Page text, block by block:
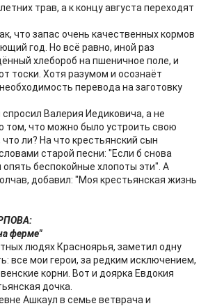
трав, а к концу августа переходят
что запас очень качественных кормов
год. Но всё равно, иной раз
хлебороб на пшеничное поле, и
тоски. Хотя разумом и осознаёт
перевода на заготовку
спросил Валерия Иедиковича, а не
том, что можно было устроить свою
ли? На что крестьянский сын
старой песни: "Если б снова
беспокойные хлопоты эти". А
добавил: "Моя крестьянская жизнь
ферме"
людях Красноярья, заметил одну
все мои герои, за редким исключением,
корни. Вот и доярка Евдокия
дочка.
Ашкаул в семье ветврача и